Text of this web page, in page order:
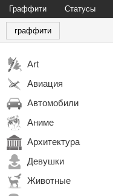
Граффити Статусы
граффити
Art
Авиация
Автомобили
Аниме
Архитектура
Девушки
Животные